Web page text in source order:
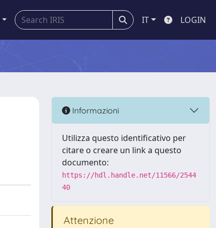
IT LOGIN
Informazioni
Utilizza questo identificativo per
citare o creare un link a questo
documento:
https://hdl.handle.net/11566/2544
40
Attenzione